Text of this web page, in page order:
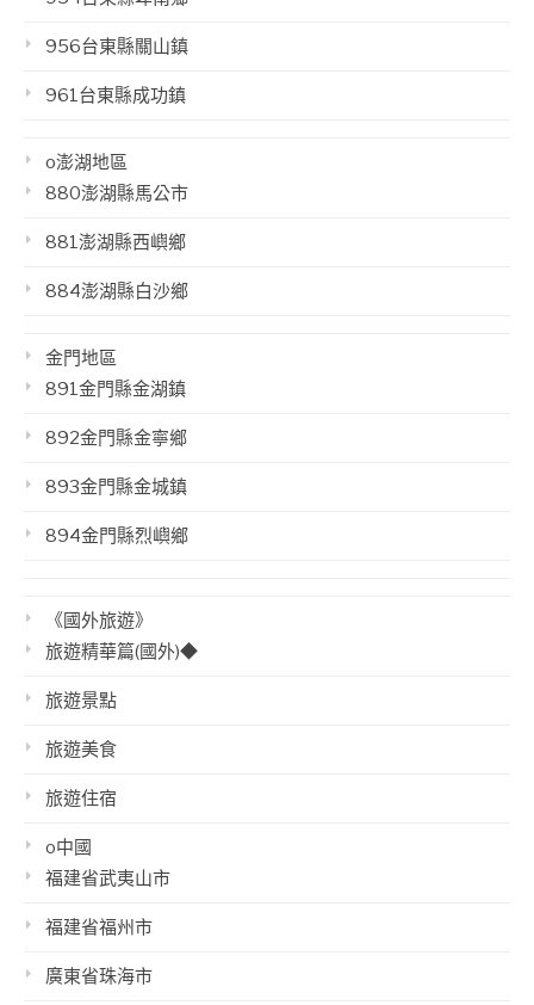
956台東縣關山鎮
961台東縣成功鎮
o澎湖地區
880澎湖縣馬公市
881澎湖縣西嶼鄉
884澎湖縣白沙鄉
金門地區
891金門縣金湖鎮
892金門縣金寧鄉
893金門縣金城鎮
894金門縣烈嶼鄉
《國外旅遊》
旅遊精華篇(國外)◆
旅遊景點
旅遊美食
旅遊住宿
o中國
福建省武夷山市
福建省福州市
廣東省珠海市